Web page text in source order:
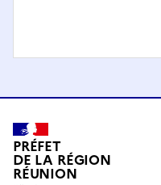
PRÉFET
DE LA RÉGION
RÉUNION